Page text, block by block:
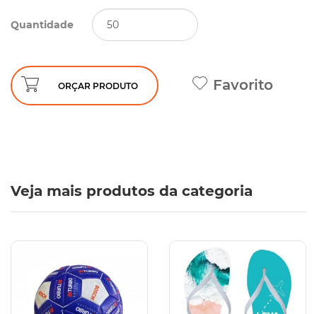
Quantidade
ORÇAR PRODUTO Favorito
Veja mais produtos da categoria